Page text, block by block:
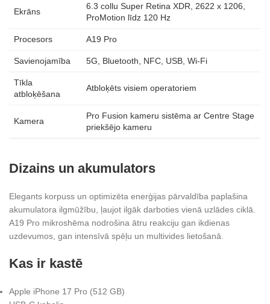
Ekrāns
6.3 collu Super Retina XDR, 2622 x 1206,
ProMotion līdz 120 Hz
Procesors A19 Pro
Savienojamība 5G, Bluetooth, NFC, USB, Wi‑Fi
Tīkla
atbloķēšana
Atbloķēts visiem operatoriem
Kamera
Pro Fusion kameru sistēma ar Centre Stage
priekšējo kameru
Dizains un akumulators
Elegants korpuss un optimizēta enerģijas pārvaldība paplašina
akumulatora ilgmūžību, ļaujot ilgāk darboties vienā uzlādes ciklā.
A19 Pro mikroshēma nodrošina ātru reakciju gan ikdienas
uzdevumos, gan intensīvā spēļu un multivides lietošanā.
Kas ir kastē
Apple iPhone 17 Pro (512 GB)